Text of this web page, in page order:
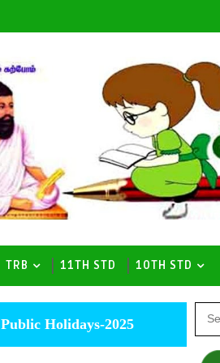
TRB 11TH STD 10TH STD
Public Holidays-2025